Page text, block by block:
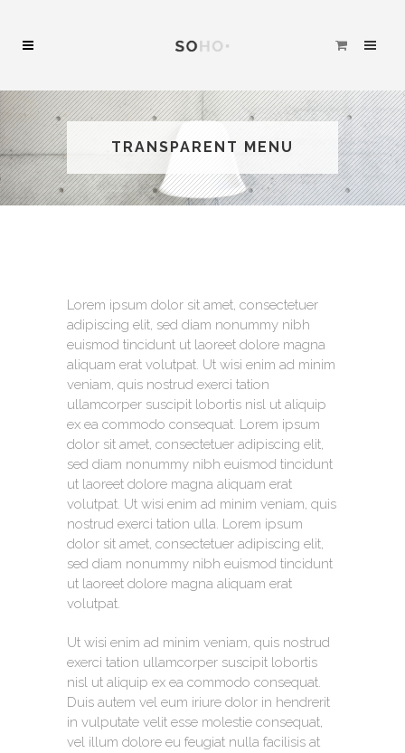
TRANSPARENT MENU
Lorem ipsum dolor sit amet, consectetuer
adipiscing elit, sed diam nonummy nibh
euismod tincidunt ut laoreet dolore magna
aliquam erat volutpat. Ut wisi enim ad minim
veniam, quis nostrud exerci tation
ullamcorper suscipit lobortis nisl ut aliquip
ex ea commodo consequat. Lorem ipsum
dolor sit amet, consectetuer adipiscing elit,
sed diam nonummy nibh euismod tincidunt
ut laoreet dolore magna aliquam erat
volutpat. Ut wisi enim ad minim veniam, quis
nostrud exerci tation ulla. Lorem ipsum
dolor sit amet, consectetuer adipiscing elit,
sed diam nonummy nibh euismod tincidunt
ut laoreet dolore magna aliquam erat
volutpat.
Ut wisi enim ad minim veniam, quis nostrud
exerci tation ullamcorper suscipit lobortis
nisl ut aliquip ex ea commodo consequat.
Duis autem vel eum iriure dolor in hendrerit
in vulputate velit esse molestie consequat,
vel illum dolore eu feugiat nulla facilisis at